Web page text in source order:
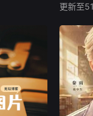
又奇妙的
同认识形
了解它们
性；探寻
等趣味知
无数秘
懂、画面
，让孩子
未知
揭秘
2件国
时期，
事。课
与趣味
活化
读。让
之宝，
更新至